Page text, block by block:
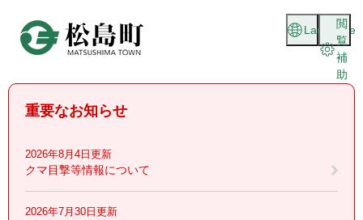
頭
閲
覧
補
助
Language
重要なお知らせ
2026年8月4日更新
クマ目撃等情報について
2026年7月30日更新